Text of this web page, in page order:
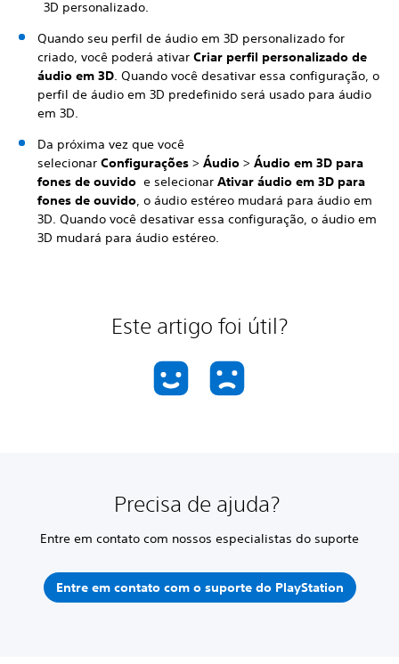
3D personalizado.
Quando seu perfil de áudio em 3D personalizado for
criado, você poderá ativar Criar perfil personalizado de
áudio em 3D. Quando você desativar essa configuração, o
perfil de áudio em 3D predefinido será usado para áudio
em 3D.
Da próxima vez que você
selecionar Configurações > Áudio > Áudio em 3D para
fones de ouvido e selecionar Ativar áudio em 3D para
fones de ouvido, o áudio estéreo mudará para áudio em
3D. Quando você desativar essa configuração, o áudio em
3D mudará para áudio estéreo.
Este artigo foi útil?
Precisa de ajuda?
Entre em contato com nossos especialistas do suporte
Entre em contato com o suporte do PlayStation